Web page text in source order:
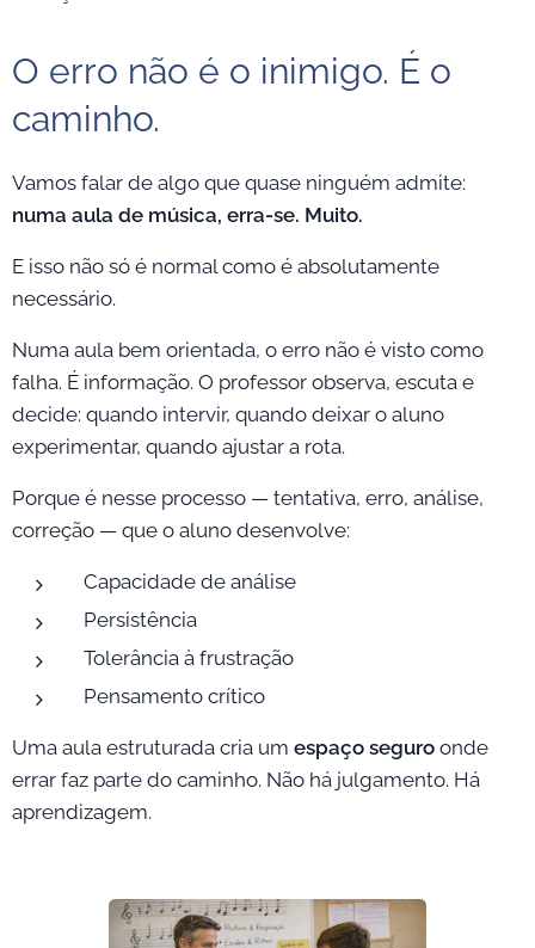
O erro não é o inimigo. É o
caminho.
Vamos falar de algo que quase ninguém admite:
numa aula de música, erra-se. Muito.
E isso não só é normal como é absolutamente
necessário.
Numa aula bem orientada, o erro não é visto como
falha. É informação. O professor observa, escuta e
decide: quando intervir, quando deixar o aluno
experimentar, quando ajustar a rota.
Porque é nesse processo — tentativa, erro, análise,
correção — que o aluno desenvolve:
Capacidade de análise
Persistência
Tolerância à frustração
Pensamento crítico
Uma aula estruturada cria um espaço seguro onde
errar faz parte do caminho. Não há julgamento. Há
aprendizagem.